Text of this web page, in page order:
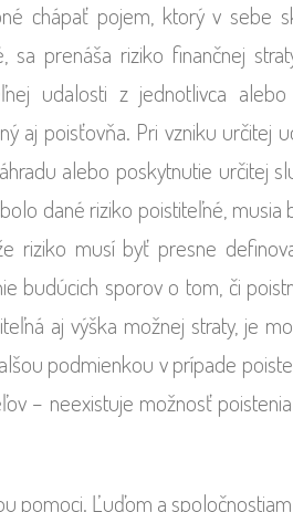
chápať pojem, ktorý v sebe
sa prenáša riziko finančnej
udalosti z jednotlivca
aj poisťovňa. Pri vzniku určitej
alebo poskytnutie určitej
dané riziko poistiteľné, musia
riziko musí byť presne
budúcich sporov o tom, či
aj výška možnej straty, je
podmienkou v prípade
– neexistuje možnosť
pomoci. Ľuďom a